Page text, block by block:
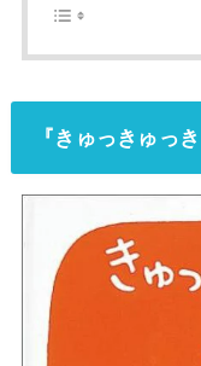
『きゅっきゅ